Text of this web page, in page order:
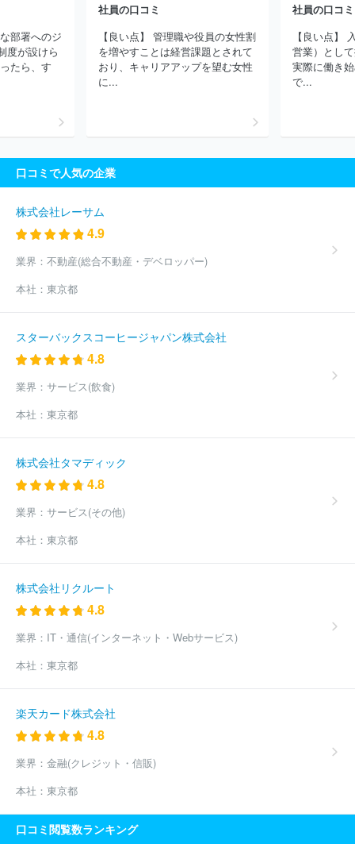
富士フイルムグラフィックソリューションズ株式会
藤井
アビリティーズ・ケアネット株式会社
株式会社グロップ
株式会社ジィ・シィ企画
三ツ星ベルト販賣株式会社
東山産業株
式会社
株式会社ナカムラロジスティクス
サナテックシード株式
株式会社本保
綱田工業株
部署へのジ
度が設けら
たら、す
社員の口コミ
【良い点】 管理職や役員の女性割
を増やすことは経営課題とされて
おり、キャリアアップを望む女性
に...
社員の口コミ
【良い点】
営業）とし
実際に働き
で...
口コミで人気の企業
株式会社レーサム
4.9
業界： 不動産(総合不動産・デベロッパー)
本社： 東京都
スターバックスコーヒージャパン株式会社
4.8
業界： サービス(飲食)
本社： 東京都
株式会社タマディック
4.8
業界： サービス(その他)
本社： 東京都
株式会社リクルート
4.8
業界： IT・通信(インターネット・Webサービス)
本社： 東京都
楽天カード株式会社
4.8
業界： 金融(クレジット・信販)
本社： 東京都
口コミ閲覧数ランキング